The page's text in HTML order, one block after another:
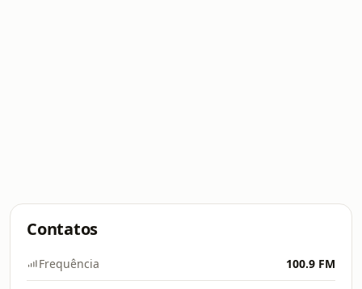
Contatos
Frequência 100.9 FM